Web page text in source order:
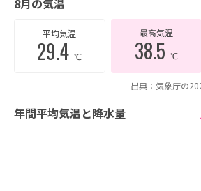
8月の気温
平均気温
29.4℃
最高気温
38.5 ℃
出典：気象庁の
年間平均気温と降水量